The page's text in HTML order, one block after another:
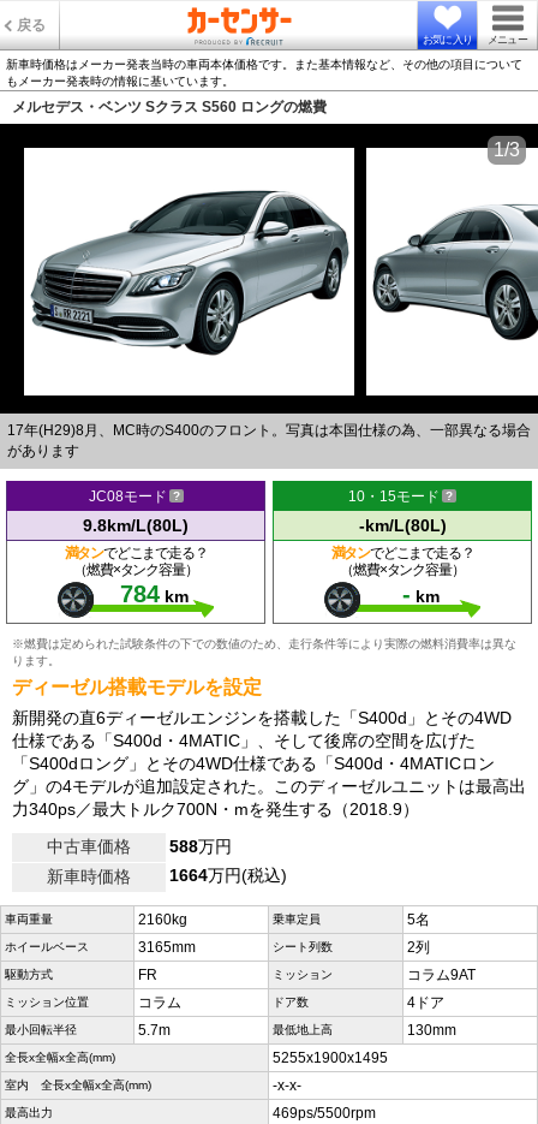
戻る
お気に入り メニュー
新車時価格はメーカー発表当時の車両本体価格です。また基本情報など、その他の項目について
もメーカー発表時の情報に基いています。
メルセデス・ベンツ Sクラス S560 ロングの燃費
17年(H29)8月、MC時のS400のフロント。写真は本国仕様の為、一部異なる場合
があります
1/3
JC08モード
9.8km/L(80L)
満タンでどこまで走る？
（燃費×タンク容量）
784 km
10・15モード
-km/L(80L)
満タンでどこまで走る？
（燃費×タンク容量）
- km
※燃費は定められた試験条件の下での数値のため、走行条件等により実際の燃料消費率は異な
ります。
ディーゼル搭載モデルを設定
新開発の直6ディーゼルエンジンを搭載した「S400d」とその4WD
仕様である「S400d・4MATIC」、そして後席の空間を広げた
「S400dロング」とその4WD仕様である「S400d・4MATICロン
グ」の4モデルが追加設定された。このディーゼルユニットは最高出
力340ps／最大トルク700N・mを発生する（2018.9）
中古車価格
588万円
新車時価格
1664万円(税込)
車両重量 2160kg 乗車定員 5名
ホイールベース 3165mm シート列数 2列
駆動方式 FR ミッション コラム9AT
ミッション位置 コラム ドア数 4ドア
最小回転半径 5.7m 最低地上高 130mm
全長x全幅x全高(mm) 5255x1900x1495
室内 全長x全幅x全高(mm) -x-x-
最高出力 469ps/5500rpm